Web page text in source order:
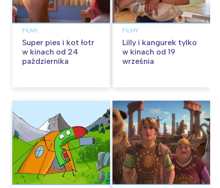
FILMY
Super pies i kot łotr
w kinach od 24
października
FILMY
Lilly i kangurek tylko
w kinach od 19
września